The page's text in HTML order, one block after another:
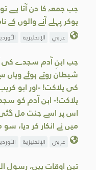
جب جمعہ کا دن آتا ہے
ہوکر پہلے آنے والوں کے
عربي الإنجليزية
جب ابنِ آدم سجدے کی
شیطان روتے ہوئے وہاں
کی ہلاکت! -اور ابو
ہلاکت!- ابن آدم کو
اس پر اسے جنت مل
میں نے انکار کر دیا،
عربي الإنجليزية
تین اوقات ہیں، رسول